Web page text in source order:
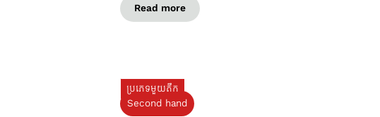
Read more
ប្រភេទមួយតឹក
Second hand